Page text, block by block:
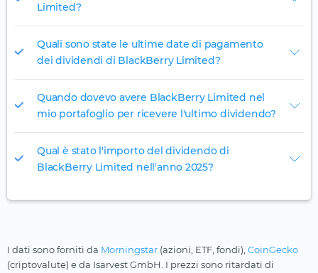
Limited?
Quali sono state le ultime date di pagamento
dei dividendi di BlackBerry Limited?
Quando dovevo avere BlackBerry Limited nel
mio portafoglio per ricevere l'ultimo dividendo?
Qual è stato l'importo del dividendo di
BlackBerry Limited nell'anno 2025?
I dati sono forniti da Morningstar (azioni, ETF, fondi), CoinGecko
(criptovalute) e da Isarvest GmbH. I prezzi sono ritardati di